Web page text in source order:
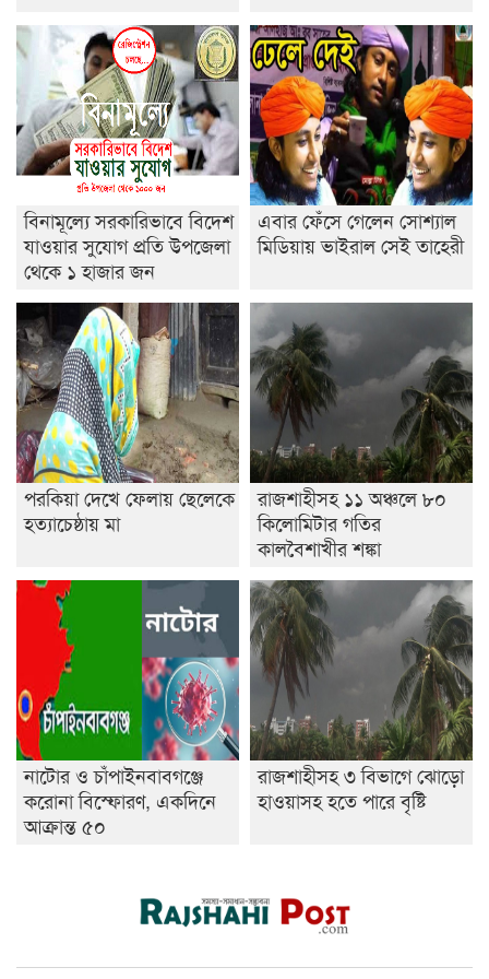
ডাকসুতে শিবিরের নিরঙ্কুশ জয়
রাজশাহীতে ট্রাকচাপায় ভ্যানচালক নিহত
শেষ সময়ে ভোট কারচুরি অভিযোগ আবিদের
বিনামূল্যে সরকারিভাবে বিদেশ
যাওয়ার সুযোগ প্রতি উপজেলা
থেকে ১ হাজার জন
এবার ফেঁসে গেলেন সোশ্যাল
মিডিয়ায় ভাইরাল সেই তাহেরী
পরকিয়া দেখে ফেলায় ছেলেকে
হত্যাচেষ্ঠায় মা
রাজশাহীসহ ১১ অঞ্চলে ৮০
কিলোমিটার গতির
কালবৈশাখীর শঙ্কা
নাটোর ও চাঁপাইনবাবগঞ্জে
করোনা বিস্ফোরণ, একদিনে
আক্রান্ত ৫০
রাজশাহীসহ ৩ বিভাগে ঝোড়ো
হাওয়াসহ হতে পারে বৃষ্টি